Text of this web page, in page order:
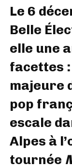
Le 6
Belle
elle une
facettes
majeure
pop
escale
Alpes à
tournée